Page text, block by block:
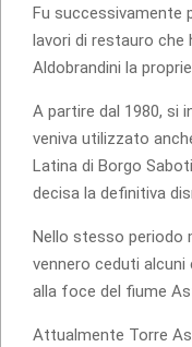
Fu successivamente
lavori di restauro che
Aldobrandini la
A partire dal 1980, si
veniva utilizzato
Latina di Borgo
decisa la definitiva
Nello stesso periodo
vennero ceduti alcuni
alla foce del fiume
Attualmente Torre